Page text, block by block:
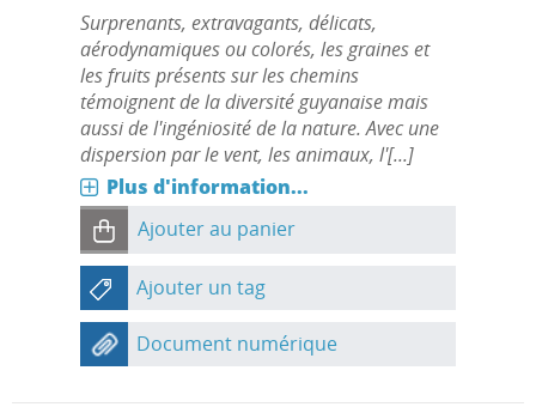
Surprenants, extravagants, délicats,
aérodynamiques ou colorés, les graines et
les fruits présents sur les chemins
témoignent de la diversité guyanaise mais
aussi de l'ingéniosité de la nature. Avec une
dispersion par le vent, les animaux, l'[...]
Plus d'information...
Ajouter au panier
Ajouter un tag
Document numérique